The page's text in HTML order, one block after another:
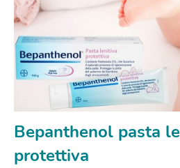
Bepanthenol pasta
protettiva